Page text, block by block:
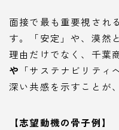
面接で最も重要視され
す。「安定」や、漠然
理由だけでなく、千葉
や 「サステナビリテ
深い共感を示すことが
【志望動機の骨子例】